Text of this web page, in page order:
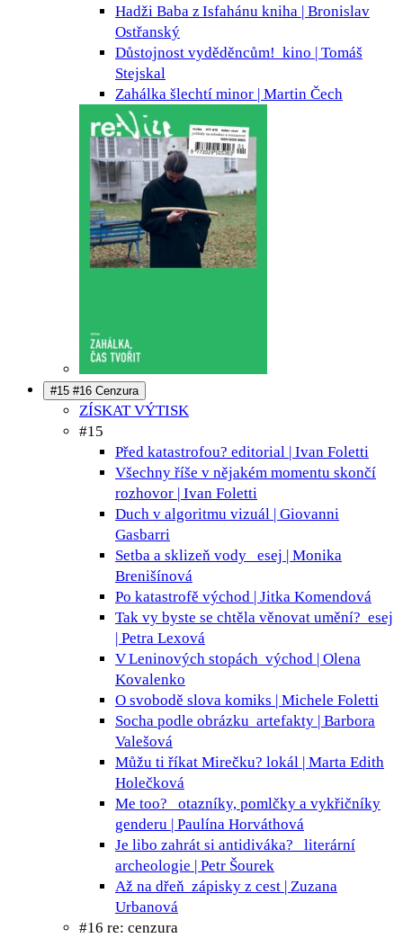
Hadži Baba z Isfahánu kniha | Bronislav
Ostřanský
Důstojnost vyděděncům! kino | Tomáš
Stejskal
Zahálka šlechtí minor | Martin Čech
#15 #16 Cenzura
ZÍSKAT VÝTISK
#15
Před katastrofou? editorial | Ivan Foletti
Všechny říše v nějakém momentu skončí
rozhovor | Ivan Foletti
Duch v algoritmu vizuál | Giovanni
Gasbarri
Setba a sklizeň vody
esej | Monika
Brenišínová
Po katastrofě východ | Jitka Komendová
Tak vy byste se chtěla věnovat umění? esej
| Petra Lexová
V Leninových stopách východ | Olena
Kovalenko
O svobodě slova komiks | Michele Foletti
Socha podle obrázku artefakty | Barbora
Valešová
Můžu ti říkat Mirečku? lokál | Marta Edith
Holečková
Me too?
otazníky, pomlčky a vykřičníky
genderu | Paulína Horváthová
Je libo zahrát si antidiváka?
literární
archeologie | Petr Šourek
Až na dřeň zápisky z cest | Zuzana
Urbanová
#16 re: cenzura